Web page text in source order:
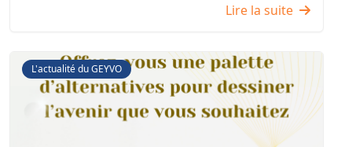
Lire la suite
L'actualité du GEYVO